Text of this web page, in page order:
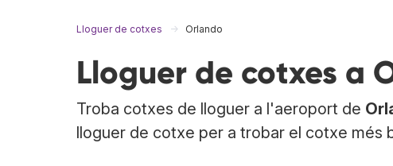
Lloguer de cotxes Orlando
Lloguer de cotxes a
Troba cotxes de lloguer a l'aeroport de
lloguer de cotxe per a trobar el cotxe més